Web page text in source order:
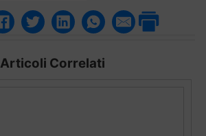
Articoli Correlati